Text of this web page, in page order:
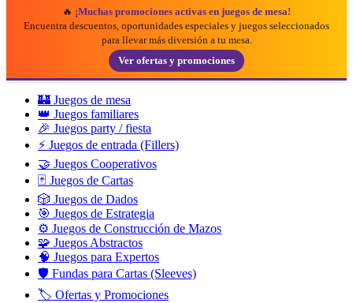
🔥 ¡Muchas promociones activas en juegos de mesa!
Encuentra descuentos, oportunidades especiales y juegos seleccionados
para llevar más diversión a tu mesa.
Ver ofertas y promociones
🏰 Juegos de mesa
👑 Juegos familiares
🎉 Juegos party / fiesta
⚡ Juegos de entrada (Fillers)
🤝 Juegos Cooperativos
🃏 Juegos de Cartas
🎲 Juegos de Dados
🎯 Juegos de Estrategia
⚙️ Juegos de Construcción de Mazos
🧩 Juegos Abstractos
🧠 Juegos para Expertos
🛡️ Fundas para Cartas (Sleeves)
🏷️ Ofertas y Promociones